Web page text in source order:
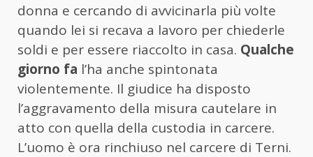
donna e cercando di avvicinarla più volte
quando lei si recava a lavoro per chiederle
soldi e per essere riaccolto in casa. Qualche
giorno fa l’ha anche spintonata
violentemente. Il giudice ha disposto
l’aggravamento della misura cautelare in
atto con quella della custodia in carcere.
L’uomo è ora rinchiuso nel carcere di Terni.